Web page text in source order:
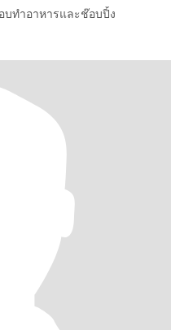
บทำอาหารและช๊อบปิ้ง